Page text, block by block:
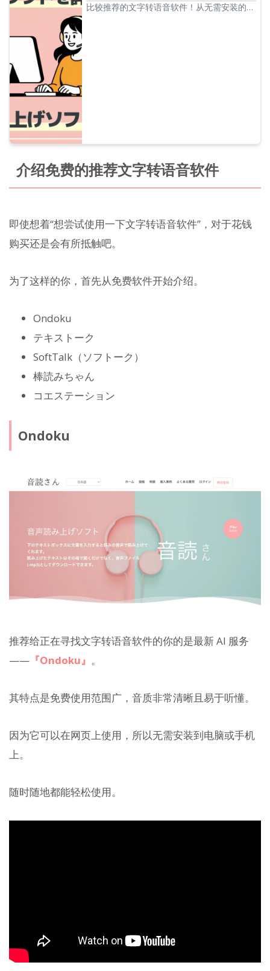
比较推荐的文字转语音软件！从无需安装的浏
介绍免费的推荐文字转语音软件
即使想着“想尝试使用一下文字转语音软件”，对于花钱
购买还是会有所抵触吧。
为了这样的你，首先从免费软件开始介绍。
Ondoku
テキストーク
SoftTalk（ソフトーク）
棒読みちゃん
コエステーション
Ondoku
推荐给正在寻找文字转语音软件的你的是最新 AI 服务
—— 『Ondoku』 。
其特点是免费使用范围广，音质非常清晰且易于听懂。
因为它可以在网页上使用，所以无需安装到电脑或手机
上。
随时随地都能轻松使用。